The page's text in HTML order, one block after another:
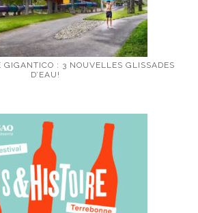
GIGANTICO : 3 NOUVELLES GLISSADES
D’EAU!